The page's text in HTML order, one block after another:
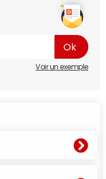
Voir un exemple